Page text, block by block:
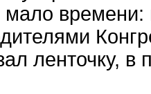
мало
ленточку,